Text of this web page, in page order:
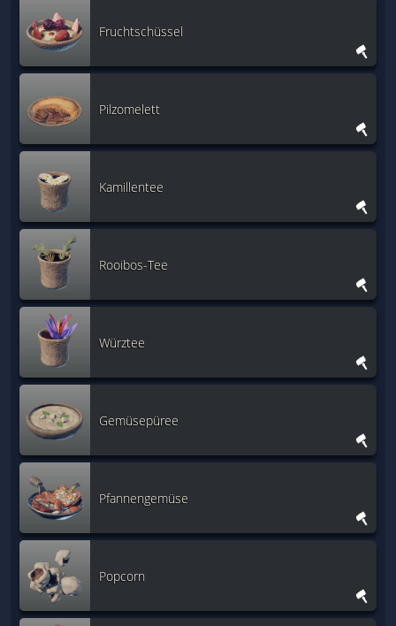
Fruchtschüssel
Pilzomelett
Kamillentee
Rooibos-Tee
Würztee
Gemüsepüree
Pfannengemüse
Popcorn